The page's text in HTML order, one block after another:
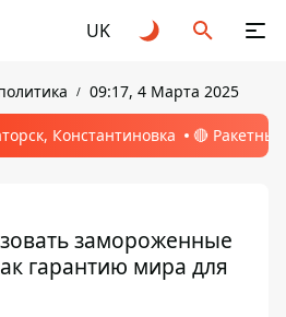
UK
09:17, 4 Марта 2025
Константиновка 🔴
замороженные
гарантию мира для